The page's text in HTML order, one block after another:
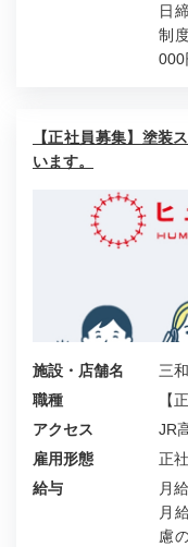
日
制
000
【正社員募集】塗装
います。
施設・店舗名
三
職種
【
アクセス
JR
雇用形態
正
給与
月
月
慮